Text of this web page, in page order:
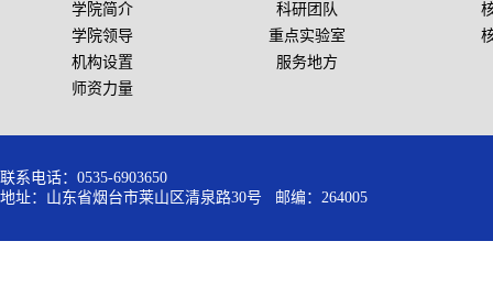
学院简介
学院领导
机构设置
师资力量
科研团队
重点实验室
服务地方
联系电话：0535-6903650
地址：山东省烟台市莱山区清泉路30号 邮编：264005